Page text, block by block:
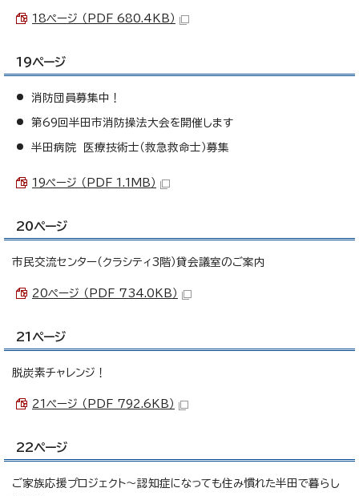
18ページ （PDF 680.4KB）
19ページ
消防団員募集中！
第69回半田市消防操法大会を開催します
半田病院 医療技術士（救急救命士）募集
19ページ （PDF 1.1MB）
20ページ
市民交流センター（クラシティ3階）貸会議室のご案内
20ページ （PDF 734.0KB）
21ページ
脱炭素チャレンジ！
21ページ （PDF 792.6KB）
22ページ
ご家族応援プロジェクト～認知症になっても住み慣れた半田で暮らし